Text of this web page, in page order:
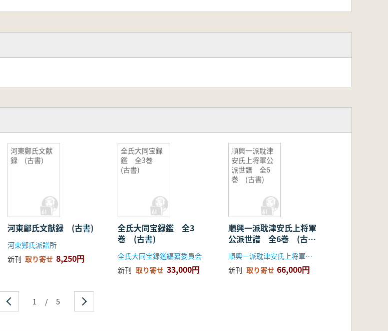
河東鄭氏文献
録 (古書)
河東鄭氏文献録 (古書)
河東鄭氏派譜所
新刊 取り寄せ 8,250円
全氏大同宝録
鑑 全3巻
(古書)
全氏大同宝録鑑 全3
巻 (古書)
全氏大同宝録鑑編纂委員会
新刊 取り寄せ 33,000円
順興一派耽津
安氏上将軍公
派世譜 全6
巻 (古書)
順興一派耽津安氏上将軍
公派世譜 全6巻 (古
書)
順興一派耽津安氏上将軍公派宗務会
新刊 取り寄せ 66,000円
1 / 5